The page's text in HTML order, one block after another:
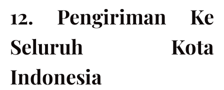
12. Pengiriman Ke
Seluruh Kota
Indonesia